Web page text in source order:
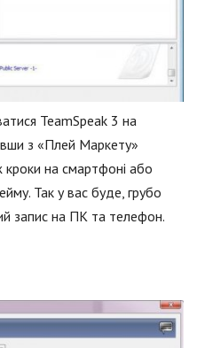
TeamSpeak 3 на
з «Плей Маркету»
на смартфоні або
Так у вас буде, грубо
запис на ПК та телефон.